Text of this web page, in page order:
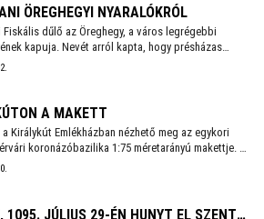
mert nem ismerik a korábbi időket,
tudják: ma is létezik hitközség a
ÖREGHEGYI NYARALÓKRÓL
Fiskális dűlő az Öreghegy, a város legrégebbi
kapuja. Nevét arról kapta, hogy présházas
városi tisztviselők, hivatalnokok vásárolták
és más emlékeket emeltek. A környéket egy
A MAKETT
Királykút Emlékházban nézhető meg az egykori
koronázóbazilika 1:75 méretarányú makettje. A
12. századi állapotát bemutató – még 2013-
képviselő vette át csütörtökön.
1095. JÚLIUS 29-ÉN HUNYT EL SZENT